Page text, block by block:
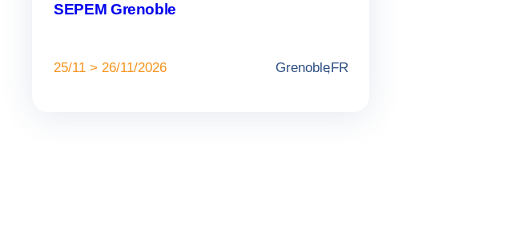
SEPEM Grenoble
25/11 > 26/11/2026 Grenoble
,FR